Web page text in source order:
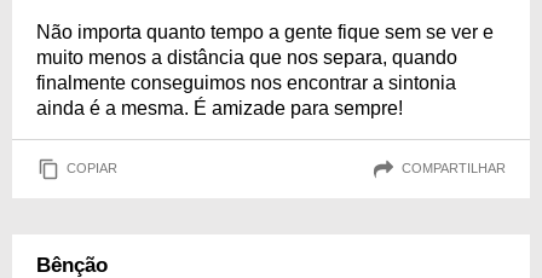
Não importa quanto tempo a gente fique sem se ver e
muito menos a distância que nos separa, quando
finalmente conseguimos nos encontrar a sintonia
ainda é a mesma. É amizade para sempre!
COPIAR COMPARTILHAR
Bênção